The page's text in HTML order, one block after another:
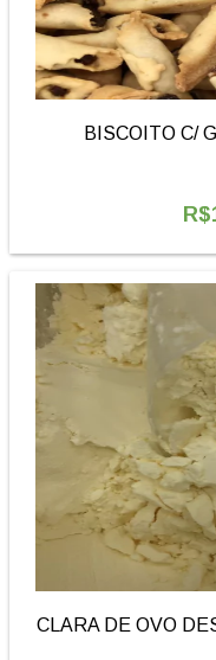
BISCOITO C/
CLARA DE OVO